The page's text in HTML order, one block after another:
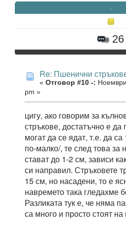
.
26
Re: Пшенични
« Отговор #10 -:
pm »
цигу, ако говорим за
стръкове, достатъчно е да
могат да се ядат, т.е. да
по-малко/, те след това за
стават до 1-2 см, зависи
си направил. Стръковете
15 см, но насадени, то е
навремето така гледахме
Разликата тук е, че няма
са много и просто стоят